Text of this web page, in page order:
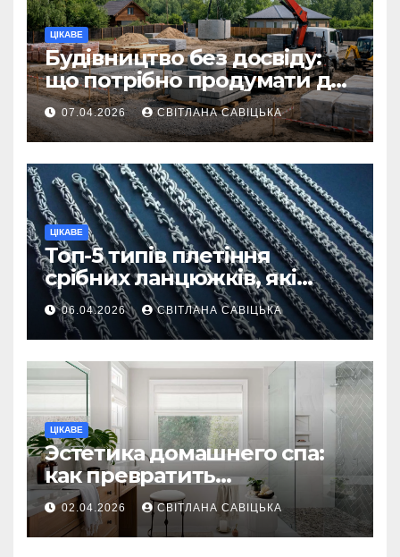
ЦІКАВЕ
Будівництво без досвіду:
що потрібно продумати до
першої доставки на
ділянку
07.04.2026 СВІТЛАНА САВІЦЬКА
ЦІКАВЕ
Топ-5 типів плетіння
срібних ланцюжків, які
вважаються
найнадійнішими
06.04.2026 СВІТЛАНА САВІЦЬКА
ЦІКАВЕ
Эстетика домашнего спа:
как превратить
ежедневную гигиену в
восстанавливающий
ритуал
02.04.2026 СВІТЛАНА САВІЦЬКА